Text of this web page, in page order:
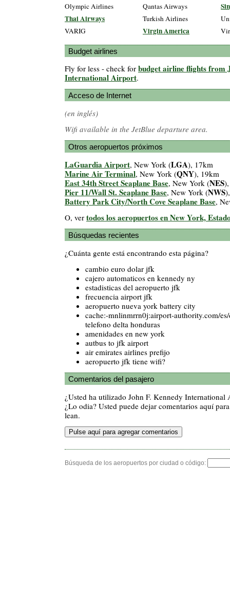
Olympic Airlines Qantas Airways
Thai Airways
Turkish Airlines
VARIG
Virgin America
Budget airlines
Fly for less - check for budget airline flights from
International Airport.
Acceso de Internet
(en inglés)
Wifi available in the JetBlue departure area.
Otros aeropuertos próximos
LaGuardia Airport, New York (LGA), 17km
Marine Air Terminal, New York (QNY), 19km
East 34th Street Seaplane Base, New York (NES
Pier 11/Wall St. Seaplane Base, New York (NWS
Battery Park City/North Cove Seaplane Base,
O, ver todos los aeropuertos en New York,
Búsquedas recientes
¿Cuánta gente está encontrando esta página?
cambio euro dolar jfk
cajero automaticos en kennedy ny
estadisticas del aeropuerto jfk
frecuencia airport jfk
aeropuerto nueva york battery city
cache:-mnlinmrrn0j:airport-authority.com/
telefono delta honduras
amenidades en new york
autbus to jfk airport
air emirates airlines prefijo
aeropuerto jfk tiene wifi?
Comentarios del pasajero
¿Usted ha utilizado John F. Kennedy International
¿Lo odia? Usted puede dejar comentarios aquí
lean.
Búsqueda de los aeropuertos por ciudad o código: